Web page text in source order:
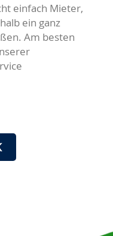
einfach Mieter,
ein ganz
Am besten